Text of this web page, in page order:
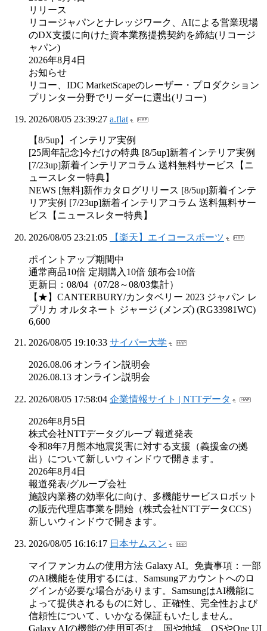
リリース
リコージャパンとナレッジワーク、AIによる営業現場
のDX支援に向けた資本業務提携契約を締結(リコージ
ャパン)
2026年8月4日
お知らせ
リコー、IDC MarketScapeのレーザー・プロダクション
プリンター分野でリーダーに選出(リコー)
2026/08/05 23:39:27 a.flat
【8/5up】インテリア実例
[25周年記念]今だけの特典 [8/5up]新着インテリア実例
[7/23up]新着インテリアコラム 送料無料サービス【ニ
ュースレター特典】
NEWS [無料]新作カタログリリース [8/5up]新着インテ
リア実例 [7/23up]新着インテリアコラム 送料無料サー
ビス【ニュースレター特典】
2026/08/05 23:21:05 【楽天】エイコースポーツ
ポイントアップ期間中
通常商品10倍 定期購入10倍 頒布会10倍
更新日：08/04（07/28～08/03集計）
【★】CANTERBURY/カンタベリー 2023 ジャパン レ
プリカ オルタネート ジャージ (メンズ) (RG33981WC)
6,600
2026/08/05 19:10:33 サイバー大学
2026.08.06 オンライン説明会
2026.08.13 オンライン説明会
2026/08/05 17:58:04 企業情報サイト | NTTデータ
2026年8月5日
株式会社NTTデータグループ 報道発表
令和8年7月熊本地震災害に対する支援（義援金の拠
出）について新しいウィンドウで開きます。
2026年8月4日
報道発表/グループ会社
施設内業務の効率化に向け、多機能サービスロボット
の販売代理店事業を開始（株式会社NTTデータCCS）
新しいウィンドウで開きます。
2026/08/05 16:16:17 日本サムスン
マイファンカムの使用方法 Galaxy AI。免責事項：一部
のAI機能を使用するには、Samsungアカウントへのロ
グインが必要な場合があります。SamsungはAI機能に
よって提供されるものに対し、正確性、完全性および
信頼性について、いかなる保証もいたしません。
Galaxy AIの機能の使用可否は、国や地域、OSやOne UI